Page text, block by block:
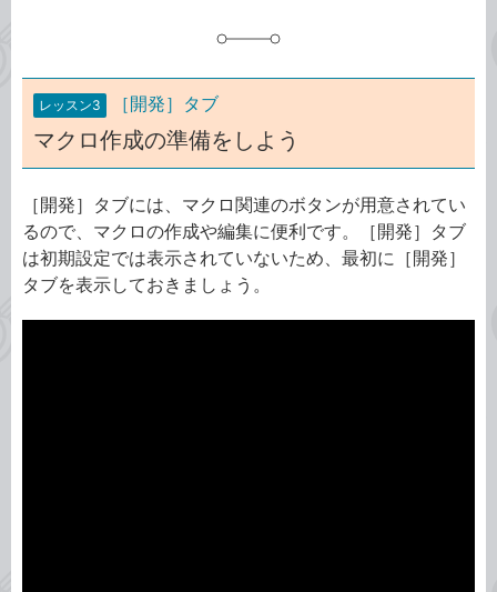
レッスン3 ［開発］タブ
マクロ作成の準備をしよう
［開発］タブには、マクロ関連のボタンが用意されてい
るので、マクロの作成や編集に便利です。［開発］タブ
は初期設定では表示されていないため、最初に［開発］
タブを表示しておきましょう。